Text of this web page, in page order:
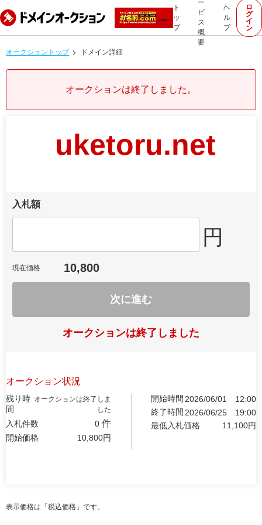
ト
ッ
プ
ー
ビ
ス
概
要
ヘ
ル
プ
ロ
グ
イ
ン
オークショントップ ドメイン詳細
オークションは終了しました。
uketoru.net
入札額
円
現在価格 10,800
次に進む
オークションは終了しました
オークション状況
残り時
間
オークションは終了しま
した
入札件数 0 件
開始価格 10,800円
開始時間 2026/06/01
12:00
終了時間 2026/06/25
19:00
最低入札価格
11,100円
表示価格は「税込価格」です。